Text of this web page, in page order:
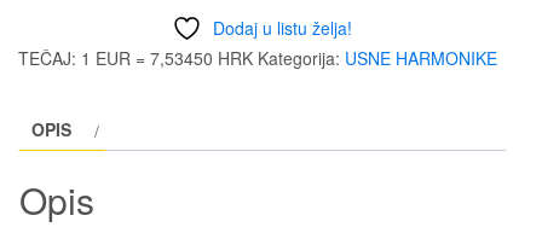
C
Dodaj u listu želja!
TEČAJ: 1 EUR = 7,53450 HRK Kategorija: USNE HARMONIKE
OPIS
Opis